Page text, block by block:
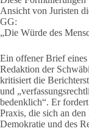
Ansicht von Juristen
GG:
„Die Würde des
Ein offener Brief
Redaktion der
kritisiert die
und
bedenklich“. Er
Praxis, die sich an
Demokratie und des